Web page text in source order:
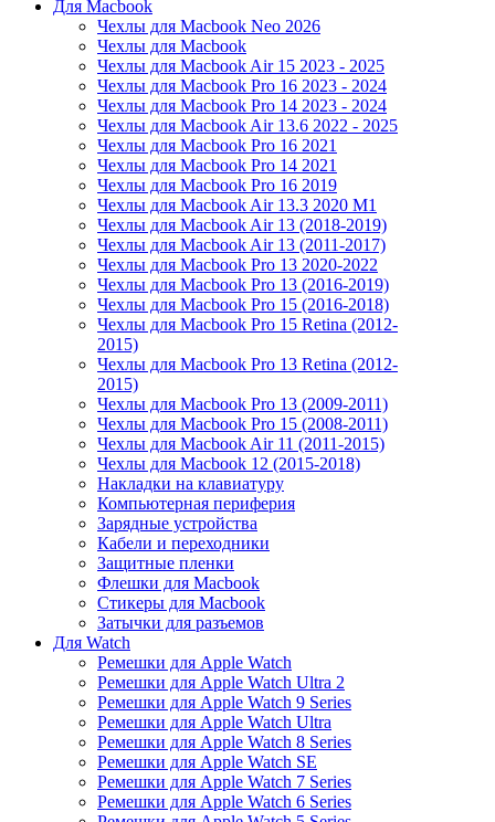
Для Macbook
Чехлы для Macbook Neo 2026
Чехлы для Macbook
Чехлы для Macbook Air 15 2023 - 2025
Чехлы для Macbook Pro 16 2023 - 2024
Чехлы для Macbook Pro 14 2023 - 2024
Чехлы для Macbook Air 13.6 2022 - 2025
Чехлы для Macbook Pro 16 2021
Чехлы для Macbook Pro 14 2021
Чехлы для Macbook Pro 16 2019
Чехлы для Macbook Air 13.3 2020 M1
Чехлы для Macbook Air 13 (2018-2019)
Чехлы для Macbook Air 13 (2011-2017)
Чехлы для Macbook Pro 13 2020-2022
Чехлы для Macbook Pro 13 (2016-2019)
Чехлы для Macbook Pro 15 (2016-2018)
Чехлы для Macbook Pro 15 Retina (2012-
2015)
Чехлы для Macbook Pro 13 Retina (2012-
2015)
Чехлы для Macbook Pro 13 (2009-2011)
Чехлы для Macbook Pro 15 (2008-2011)
Чехлы для Macbook Air 11 (2011-2015)
Чехлы для Macbook 12 (2015-2018)
Накладки на клавиатуру
Компьютерная периферия
Зарядные устройства
Кабели и переходники
Защитные пленки
Флешки для Macbook
Стикеры для Macbook
Затычки для разъемов
Для Watch
Ремешки для Apple Watch
Ремешки для Apple Watch Ultra 2
Ремешки для Apple Watch 9 Series
Ремешки для Apple Watch Ultra
Ремешки для Apple Watch 8 Series
Ремешки для Apple Watch SE
Ремешки для Apple Watch 7 Series
Ремешки для Apple Watch 6 Series